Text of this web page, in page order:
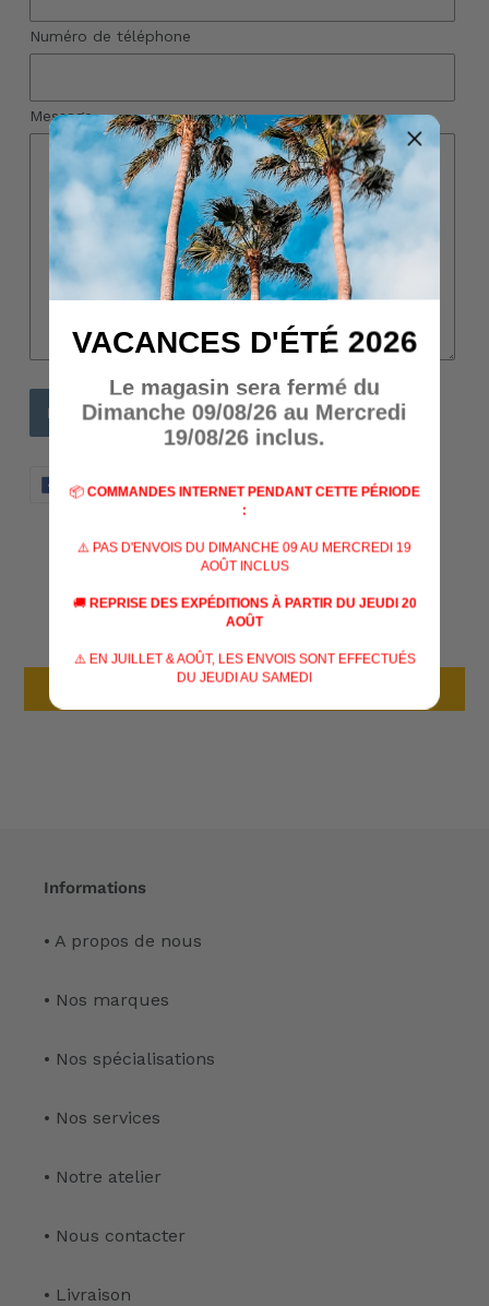
Numéro de téléphone
Message
PARTAGER
SUR
TWEETER
SUR
ÉPINGLER
SUR
AVIS CLIENTS
Soyez le premier à écrire un avis
Écrire un avis
Informations
• A propos de nous
• Nos marques
• Nos spécialisations
• Nos services
• Notre atelier
• Nous contacter
• Livraison
VACANCES D'ÉTÉ 2026
Le magasin sera fermé du
Dimanche 09/08/26 au Mercredi
19/08/26 inclus.
📦 COMMANDES INTERNET PENDANT CETTE PÉRIODE
:
⚠️ PAS D'ENVOIS DU DIMANCHE 09 AU MERCREDI 19
AOÛT INCLUS
🚚 REPRISE DES EXPÉDITIONS À PARTIR DU JEUDI 20
AOÛT
⚠️ EN JUILLET & AOÛT, LES ENVOIS SONT EFFECTUÉS
DU JEUDI AU SAMEDI